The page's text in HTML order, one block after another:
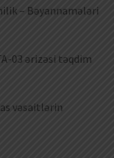
– Bəyannamələri
03 ərizəsi təqdim
vəsaitlərin